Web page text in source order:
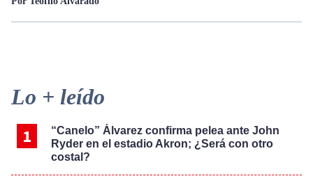
Primary
Sidebar
Lo + leído
“Canelo” Álvarez confirma pelea ante John
Ryder en el estadio Akron; ¿Será con otro
costal?